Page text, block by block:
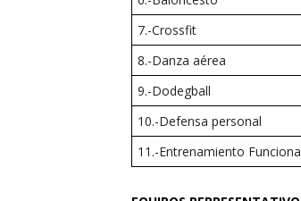
7.-Crossfit
8.-Danza aérea
9.-Dodegball
10.-Defensa personal
11.-Entrenamiento